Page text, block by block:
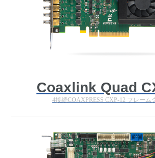
Coaxlink Quad
4接続COAXPRESS CXP-12 フレーム